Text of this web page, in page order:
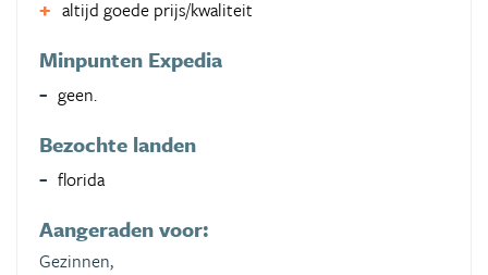
altijd goede prijs/kwaliteit
Minpunten Expedia
geen.
Bezochte landen
florida
Aangeraden voor:
Gezinnen,